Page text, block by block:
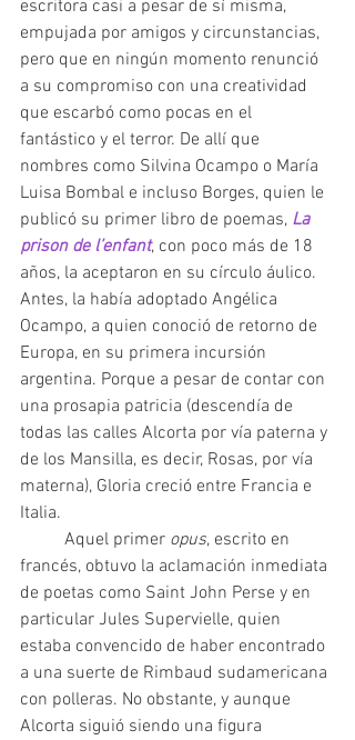
escritora casi a pesar de sí misma,
empujada por amigos y circunstancias,
pero que en ningún momento renunció
a su compromiso con una creatividad
que escarbó como pocas en el
fantástico y el terror. De allí que
nombres como Silvina Ocampo o María
Luisa Bombal e incluso Borges, quien le
publicó su primer libro de poemas, La
prison de l’enfant, con poco más de 18
años, la aceptaron en su círculo áulico.
Antes, la había adoptado Angélica
Ocampo, a quien conoció de retorno de
Europa, en su primera incursión
argentina. Porque a pesar de contar con
una prosapia patricia (descendía de
todas las calles Alcorta por vía paterna y
de los Mansilla, es decir, Rosas, por vía
materna), Gloria creció entre Francia e
Italia.
	Aquel primer
opus, escrito en
francés, obtuvo la aclamación inmediata
de poetas como Saint John Perse y en
particular Jules Supervielle, quien
estaba convencido de haber encontrado
a una suerte de Rimbaud sudamericana
con polleras. No obstante, y aunque
Alcorta siguió siendo una figura